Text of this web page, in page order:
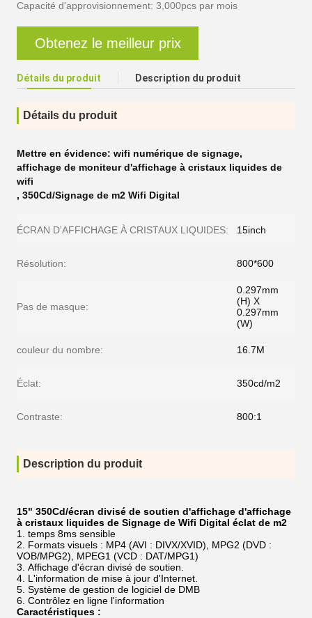
Capacité d'approvisionnement: 3,000pcs par mois
Obtenez le meilleur prix
Détails du produit Description du produit
Détails du produit
Mettre en évidence: wifi numérique de signage,
affichage de moniteur d'affichage à cristaux liquides de
wifi
, 350Cd/Signage de m2 Wifi Digital
ÉCRAN D'AFFICHAGE À CRISTAUX LIQUIDES: 15inch
Résolution: 800*600
Pas de masque:
0.297mm
(H) X
0.297mm
(W)
couleur du nombre: 16.7M
Éclat: 350cd/m2
Contraste: 800:1
Description du produit
15" 350Cd/écran divisé de soutien d'affichage d'affichage
à cristaux liquides de Signage de Wifi Digital éclat de m2
temps 8ms sensible
Formats visuels : MP4 (AVI : DIVX/XVID), MPG2 (DVD :
VOB/MPG2), MPEG1 (VCD : DAT/MPG1)
Affichage d'écran divisé de soutien.
L'information de mise à jour d'Internet.
Système de gestion de logiciel de DMB
Contrôlez en ligne l'information
Caractéristiques :